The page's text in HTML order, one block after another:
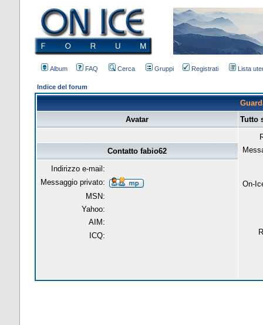
Album FAQ Cerca Gruppi Registrati Lista
Indice del forum
Avatar
Tutto
On-
Contatto fabio62
Indirizzo e-mail:
Messaggio privato:
MSN:
Yahoo:
AIM:
ICQ: